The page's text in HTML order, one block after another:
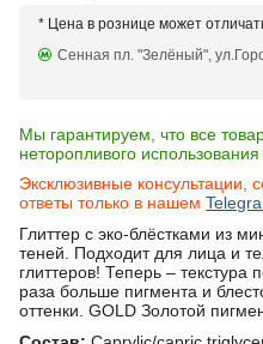
* Цена в рознице может
Сенная пл. "Зелёный",
Мы гарантируем, что все
неторопливого использования
Эксклюзивные консультации,
ответы только в нашем
Глиттер с эко-блёстками из
теней. Подходит для лица и
глиттеров! Теперь –
раза больше пигмента и
оттенки. GOLD Золотой